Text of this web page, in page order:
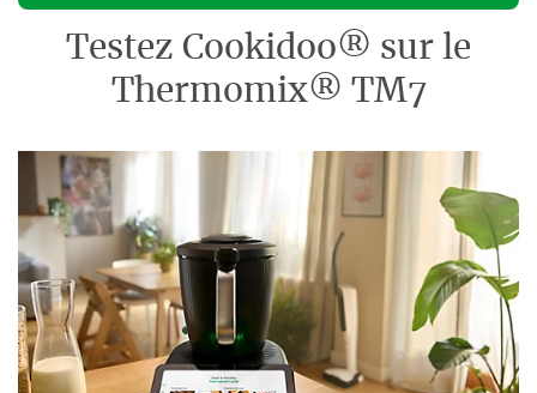
Testez Cookidoo® sur le
Thermomix® TM7